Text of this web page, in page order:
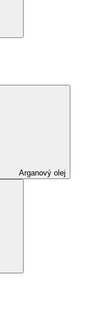
Arganový olej